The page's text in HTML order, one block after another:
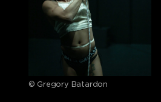
© Gregory Batardon